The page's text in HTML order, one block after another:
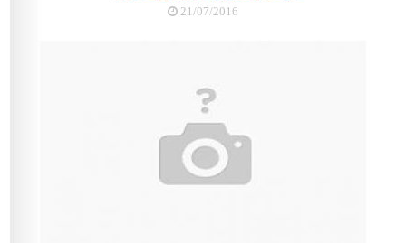
21/07/2016